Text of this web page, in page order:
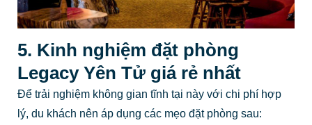
5. Kinh nghiệm đặt phòng
Legacy Yên Tử giá rẻ nhất
Để trải nghiệm không gian tĩnh tại này với chi phí hợp
lý, du khách nên áp dụng các mẹo đặt phòng sau: